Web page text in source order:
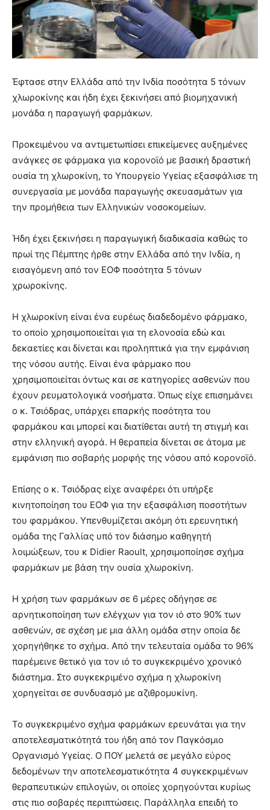
lyons
teaches
you
the
meaning
pain.
hd
porn
Έφτασε στην Ελλάδα από την Ινδία ποσότητα 5 τόνων
χλωροκίνης και ήδη έχει ξεκινήσει από βιομηχανική
μονάδα η παραγωγή φαρμάκων.
Προκειμένου να αντιμετωπίσει επικείμενες αυξημένες
ανάγκες σε φάρμακα για κορονοϊό με βασική δραστική
ουσία τη χλωροκίνη, το Υπουργείο Υγείας εξασφάλισε τη
συνεργασία με μονάδα παραγωγής σκευασμάτων για
την προμήθεια των Ελληνικών νοσοκομείων.
Ήδη έχει ξεκινήσει η παραγωγική διαδικασία καθώς το
πρωί της Πέμπτης ήρθε στην Ελλάδα από την Ινδία, η
εισαγόμενη από τον ΕΟΦ ποσότητα 5 τόνων
χρωροκίνης.
Η χλωροκίνη είναι ένα ευρέως διαδεδομένο φάρμακο,
το οποίο χρησιμοποιείται για τη ελονοσία εδώ και
δεκαετίες και δίνεται και προληπτικά για την εμφάνιση
της νόσου αυτής. Είναι ένα φάρμακο που
χρησιμοποιείται όντως και σε κατηγορίες ασθενών που
έχουν ρευματολογικά νοσήματα. Όπως είχε επισημάνει
ο κ. Τσιόδρας, υπάρχει επαρκής ποσότητα του
φαρμάκου και μπορεί και διατίθεται αυτή τη στιγμή και
στην ελληνική αγορά. Η θεραπεία δίνεται σε άτομα με
εμφάνιση πιο σοβαρής μορφής της νόσου από κορονοϊό.
Επίσης ο κ. Τσιόδρας είχε αναφέρει ότι υπήρξε
κινητοποίηση του ΕΟΦ για την εξασφάλιση ποσοτήτων
του φαρμάκου. Υπενθυμίζεται ακόμη ότι ερευνητική
ομάδα της Γαλλίας υπό τον διάσημο καθηγητή
λοιμώξεων, του κ Didier Raoult, χρησιμοποίησε σχήμα
φαρμάκων με βάση την ουσία χλωροκίνη.
Η χρήση των φαρμάκων σε 6 μέρες οδήγησε σε
αρνητικοποίηση των ελέγχων για τον ιό στο 90% των
ασθενών, σε σχέση με μια άλλη ομάδα στην οποία δε
χορηγήθηκε το σχήμα. Από την τελευταία ομάδα το 96%
παρέμεινε θετικό για τον ιό το συγκεκριμένο χρονικό
διάστημα. Στο συγκεκριμένο σχήμα η χλωροκίνη
χορηγείται σε συνδυασμό με αζιθρομυκίνη.
Το συγκεκριμένο σχήμα φαρμάκων ερευνάται για την
αποτελεσματικότητά του ήδη από τον Παγκόσμιο
Οργανισμό Υγείας. Ο ΠΟΥ μελετά σε μεγάλο εύρος
δεδομένων την αποτελεσματικότητα 4 συγκεκριμένων
θεραπευτικών επιλογών, οι οποίες χορηγούνται κυρίως
στις πιο σοβαρές περιπτώσεις. Παράλληλα επειδή το